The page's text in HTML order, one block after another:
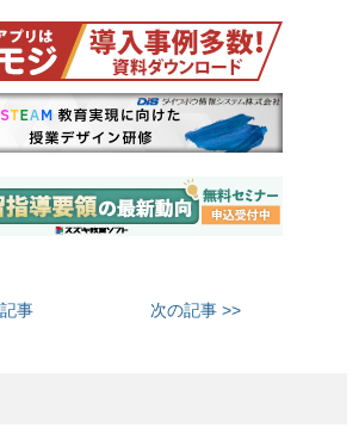
事 次の記事 >>